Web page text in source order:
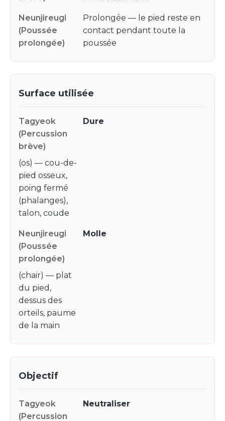
Prolongée — le pied reste en
contact pendant toute la
poussée
Surface utilisée
Dure
(os) — cou-de-
pied osseux,
poing fermé
(phalanges),
talon, coude
Molle
(chair) — plat
du pied,
dessus des
orteils, paume
de la main
Objectif
Neutraliser